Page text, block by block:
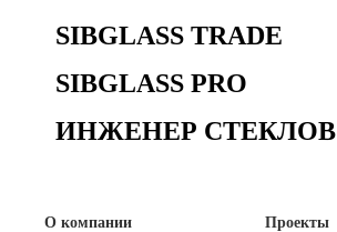
SIBGLASS TRADE
SIBGLASS PRO
ИНЖЕНЕР СТЕКЛОВ
О компании Проекты